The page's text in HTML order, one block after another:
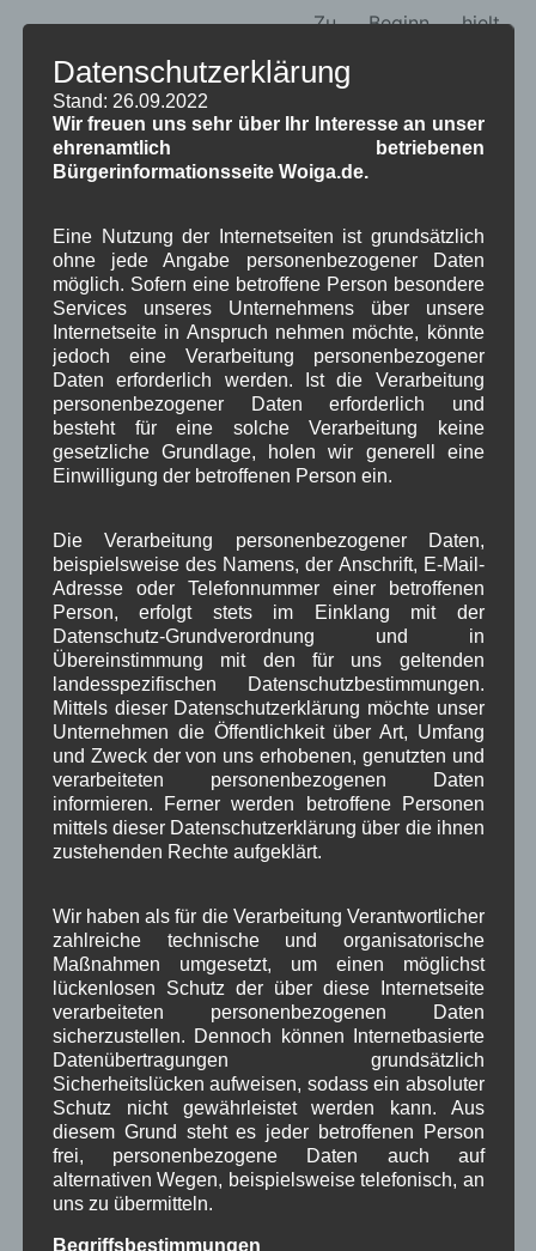
Zu Beginn hielt
Pfarrgemeinderäten/innen Elisabeth Baumann,
Martina Eiter, Florian Neuner, Sabina Neuner und
Elisabeth Stadler sowie Pfarrer Wehrsdorf und
Militärpfarrer Sauer wieder eine kurze Rückschau.
Gottesdienste in Wallgau während der Advents-
und Weihnachtszeit ein.
Mit kurzem Sitzungsbericht
Weiterlesen
in Wallgau Kirche,Woiga.de
Behördenwegweiser:
BayernPortal
Das BayernPortal
des Freitstaates
Bayern bietet den
Bürgern passend für
ihre Gemeinde viele
Informationen aus den Bereichen:
Bürgerservice,
Unternehmerservice ,Verwaltungsservice
(die Links sind speziell für Informationen zu
Wallgau angepasst)
Hier einige konkrete Beispiele für
Landwirtschaft in Wallgau
Wallgauer Gemeindefinanzen
Einkommenstatistik
Statistik zu Wohngebäuden und Wohnungen
Statistik zum Fremdenverkehr
Behördenwegweiser
WBE
in Wallgau, Wallgau im Netz Haushalt,Tourismus ,
Verwaltung
Datenschutzerklärung
Stand: 26.09.2022
Wir freuen uns sehr über Ihr Interesse an unser
ehrenamtlich betriebenen
Bürgerinformationsseite Woiga.de.
Eine Nutzung der Internetseiten ist grundsätzlich
ohne jede Angabe personenbezogener Daten
möglich. Sofern eine betroffene Person besondere
Services unseres Unternehmens über unsere
Internetseite in Anspruch nehmen möchte, könnte
jedoch eine Verarbeitung personenbezogener
Daten erforderlich werden. Ist die Verarbeitung
personenbezogener Daten erforderlich und
besteht für eine solche Verarbeitung keine
gesetzliche Grundlage, holen wir generell eine
Einwilligung der betroffenen Person ein.
Die Verarbeitung personenbezogener Daten,
beispielsweise des Namens, der Anschrift, E-Mail-
Adresse oder Telefonnummer einer betroffenen
Person, erfolgt stets im Einklang mit der
Datenschutz-Grundverordnung und in
Übereinstimmung mit den für uns geltenden
landesspezifischen Datenschutzbestimmungen.
Mittels dieser Datenschutzerklärung möchte unser
Unternehmen die Öffentlichkeit über Art, Umfang
und Zweck der von uns erhobenen, genutzten und
verarbeiteten personenbezogenen Daten
informieren. Ferner werden betroffene Personen
mittels dieser Datenschutzerklärung über die ihnen
zustehenden Rechte aufgeklärt.
Wir haben als für die Verarbeitung Verantwortlicher
zahlreiche technische und organisatorische
Maßnahmen umgesetzt, um einen möglichst
lückenlosen Schutz der über diese Internetseite
verarbeiteten personenbezogenen Daten
sicherzustellen. Dennoch können Internetbasierte
Datenübertragungen grundsätzlich
Sicherheitslücken aufweisen, sodass ein absoluter
Schutz nicht gewährleistet werden kann. Aus
diesem Grund steht es jeder betroffenen Person
frei, personenbezogene Daten auch auf
alternativen Wegen, beispielsweise telefonisch, an
uns zu übermitteln.
Begriffsbestimmungen